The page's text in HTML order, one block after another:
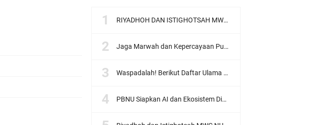
RIYADHOH DAN ISTIGHOTSAH MWC NU LOWOKWARU Menyambut Muktamar NU ke-35, Meneguhkan Sanad Laku Para Muassis
Jaga Marwah dan Kepercayaan Publik, Ratusan Guru Ngaji Kota Malang Serukan Deklarasi Ramah Anak
Waspadalah! Berikut Daftar Ulama Wahabi di Seluruh Dunia dan Karya-karyanya
PBNU Siapkan AI dan Ekosistem Digital "Satu Ranah Digital untuk Ulama", Siap Diluncurkan dalam Waktu Dekat!